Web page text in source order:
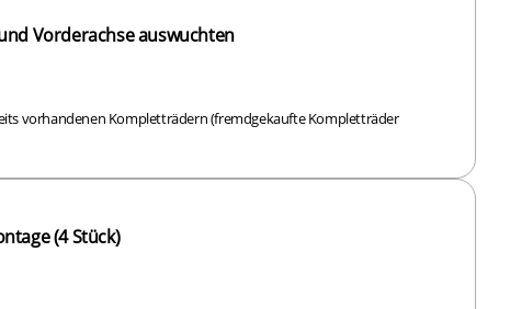
Vorderachse auswuchten
vorhandenen Kompletträdern (fremdgekaufte Kompletträder
(4 Stück)